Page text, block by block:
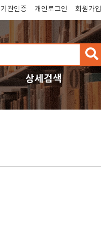
기관인증 개인로그인 회원가입
검
색
상세검색